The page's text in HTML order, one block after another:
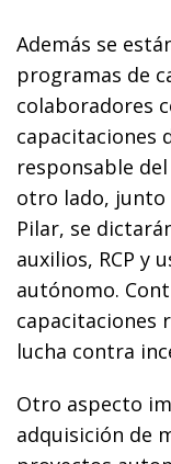
Además se
programas de
colaboradores
capacitaciones
responsable
otro lado,
Pilar, se
auxilios, RCP y
autónomo.
capacitaciones
lucha contra
Otro aspecto
adquisición de